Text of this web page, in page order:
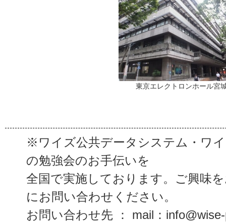
東京エレクトロンホール宮
※ワイズ公共データシステム・ワ
の勉強会のお手伝いを
全国で実施しております。ご興味
にお問い合わせください。
お問い合わせ先 ： mail：